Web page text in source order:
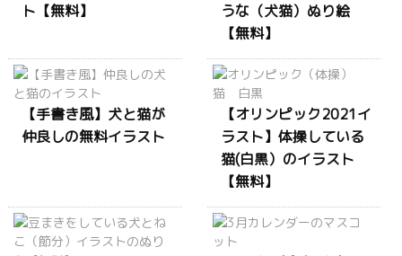
ト【無料】
うな（犬猫）ぬり絵
【無料】
【手書き風】犬と猫が
仲良しの無料イラスト
【オリンピック2021イ
ラスト】体操している
猫(白黒）のイラスト
【無料】